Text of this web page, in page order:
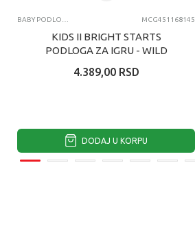
BABY PODLOGE ZA IGRU MCG451168145
KIDS II BRIGHT STARTS
PODLOGA ZA IGRU - WILD
4.389,00 RSD
DODAJ U KORPU